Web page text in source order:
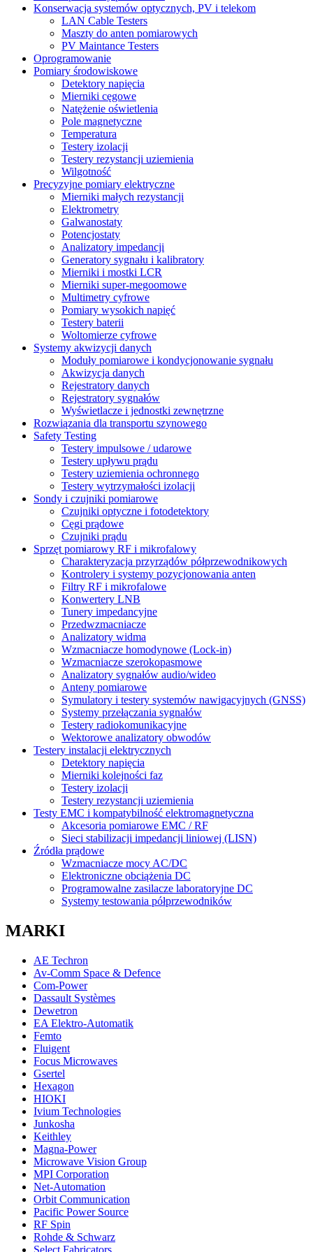
Konserwacja systemów optycznych, PV i telekom
LAN Cable Testers
Maszty do anten pomiarowych
PV Maintance Testers
Oprogramowanie
Pomiary środowiskowe
Detektory napięcia
Mierniki cęgowe
Natężenie oświetlenia
Pole magnetyczne
Temperatura
Testery izolacji
Testery rezystancji uziemienia
Wilgotność
Precyzyjne pomiary elektryczne
Mierniki małych rezystancji
Elektrometry
Galwanostaty
Potencjostaty
Analizatory impedancji
Generatory sygnału i kalibratory
Mierniki i mostki LCR
Mierniki super-megoomowe
Multimetry cyfrowe
Pomiary wysokich napięć
Testery baterii
Woltomierze cyfrowe
Systemy akwizycji danych
Moduły pomiarowe i kondycjonowanie sygnału
Akwizycja danych
Rejestratory danych
Rejestratory sygnałów
Wyświetlacze i jednostki zewnętrzne
Rozwiązania dla transportu szynowego
Safety Testing
Testery impulsowe / udarowe
Testery upływu prądu
Testery uziemienia ochronnego
Testery wytrzymałości izolacji
Sondy i czujniki pomiarowe
Czujniki optyczne i fotodetektory
Cęgi prądowe
Czujniki prądu
Sprzęt pomiarowy RF i mikrofalowy
Charakteryzacja przyrządów półprzewodnikowych
Kontrolery i systemy pozycjonowania anten
Filtry RF i mikrofalowe
Konwertery LNB
Tunery impedancyjne
Przedwzmacniacze
Analizatory widma
Wzmacniacze homodynowe (Lock‑in)
Wzmacniacze szerokopasmowe
Analizatory sygnałów audio/wideo
Anteny pomiarowe
Symulatory i testery systemów nawigacyjnych (GNSS)
Systemy przełączania sygnałów
Testery radiokomunikacyjne
Wektorowe analizatory obwodów
Testery instalacji elektrycznych
Detektory napięcia
Mierniki kolejności faz
Testery izolacji
Testery rezystancji uziemienia
Testy EMC i kompatybilność elektromagnetyczna
Akcesoria pomiarowe EMC / RF
Sieci stabilizacji impedancji liniowej (LISN)
Źródła prądowe
Wzmacniacze mocy AC/DC
Elektroniczne obciążenia DC
Programowalne zasilacze laboratoryjne DC
Systemy testowania półprzewodników
MARKI
AE Techron
Av-Comm Space & Defence
Com-Power
Dassault Systèmes
Dewetron
EA Elektro-Automatik
Femto
Fluigent
Focus Microwaves
Gsertel
Hexagon
HIOKI
Ivium Technologies
Junkosha
Keithley
Magna-Power
Microwave Vision Group
MPI Corporation
Net-Automation
Orbit Communication
Pacific Power Source
RF Spin
Rohde & Schwarz
Select Fabricators